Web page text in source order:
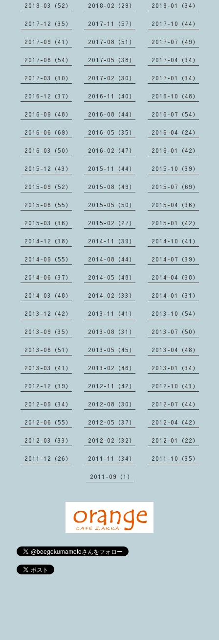
2018-03（52） 2018-02（29） 2018-01（34）
2017-12（35） 2017-11（57） 2017-10（44）
2017-09（41） 2017-08（51） 2017-07（49）
2017-06（54） 2017-05（38） 2017-04（34）
2017-03（30） 2017-02（30） 2017-01（34）
2016-12（37） 2016-11（40） 2016-10（48）
2016-09（48） 2016-08（44） 2016-07（54）
2016-06（69） 2016-05（35） 2016-04（24）
2016-03（50） 2016-02（47） 2016-01（42）
2015-12（43） 2015-11（44） 2015-10（39）
2015-09（52） 2015-08（49） 2015-07（69）
2015-06（55） 2015-05（50） 2015-04（36）
2015-03（36） 2015-02（27） 2015-01（42）
2014-12（38） 2014-11（39） 2014-10（41）
2014-09（55） 2014-08（44） 2014-07（39）
2014-06（37） 2014-05（48） 2014-04（38）
2014-03（48） 2014-02（33） 2014-01（31）
2013-12（42） 2013-11（41） 2013-10（54）
2013-09（35） 2013-08（31） 2013-07（50）
2013-06（51） 2013-05（45） 2013-04（48）
2013-03（41） 2013-02（46） 2013-01（34）
2012-12（39） 2012-11（42） 2012-10（43）
2012-09（34） 2012-08（30） 2012-07（44）
2012-06（55） 2012-05（37） 2012-04（42）
2012-03（33） 2012-02（32） 2012-01（22）
2011-12（26） 2011-11（34） 2011-10（35）
2011-09（1）